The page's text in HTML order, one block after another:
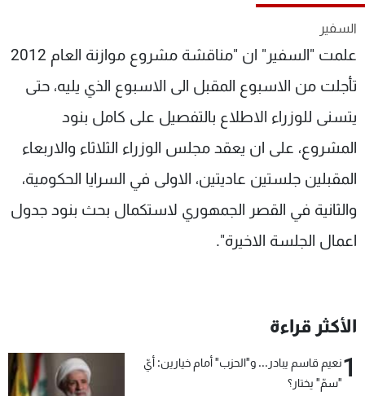
السفير
علمت "السفير" ان "مناقشة مشروع موازنة العام 2012
تأجلت من الاسبوع المقبل الى الاسبوع الذي يليه، حتى
يتسنى للوزراء الاطلاع بالتفصيل على كامل بنود
المشروع، على ان يعقد مجلس الوزراء الثلاثاء والاربعاء
المقبلين جلستين عاديتين، الاولى في السرايا الحكومية،
والثانية في القصر الجمهوري لاستكمال بحث بنود جدول
اعمال الجلسة الاخيرة".
الأكثر قراءة
1نعيم قاسم يبادر... و"الحزب" أمام خيارين: أيّ
"سمّ" يختار؟
الترددات
عن MTV
لاعلاناتكم
وظائف
شروط الإسـتخدام
سياسة الخصوصية